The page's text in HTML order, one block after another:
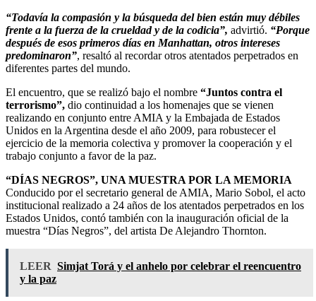
“Todavía la compasión y la búsqueda del bien están muy débiles
frente a la fuerza de la crueldad y de la codicia”, advirtió. “Porque
después de esos primeros días en Manhattan, otros intereses
predominaron”, resaltó al recordar otros atentados perpetrados en
diferentes partes del mundo.
El encuentro, que se realizó bajo el nombre “Juntos contra el
terrorismo”, dio continuidad a los homenajes que se vienen
realizando en conjunto entre AMIA y la Embajada de Estados
Unidos en la Argentina desde el año 2009, para robustecer el
ejercicio de la memoria colectiva y promover la cooperación y el
trabajo conjunto a favor de la paz.
“DÍAS NEGROS”, UNA MUESTRA POR LA MEMORIA
Conducido por el secretario general de AMIA, Mario Sobol, el acto
institucional realizado a 24 años de los atentados perpetrados en los
Estados Unidos, contó también con la inauguración oficial de la
muestra “Días Negros”, del artista De Alejandro Thornton.
LEER Simjat Torá y el anhelo por celebrar el reencuentro
y la paz